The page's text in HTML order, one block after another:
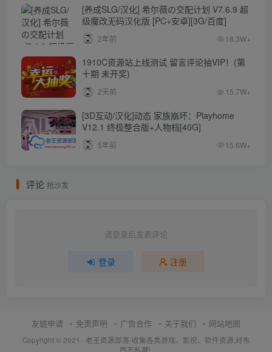
[养成SLG/汉化] 希尔薇の交配计划 V7.6.9 超
级魔改无码汉化版 [PC+安卓][3G/百度]
2年前 18.3W+
1910C资源站上线测试 留言评论抽VIP！(第
十期 未开奖)
2天前 15.7W+
[3D互动/汉化]动态 家族崩坏：Playhome
V12.1 终极整合版+人物档[40G]
5年前 15.6W+
评论 抢沙发
请登录后发表评论
登录 注册
友链申请 免责声明 广告合作 关于我们 网站地图
Copyright © 2021 · 老王资源部落-收集各类游戏、影视、软件资源,好东
西不私藏!